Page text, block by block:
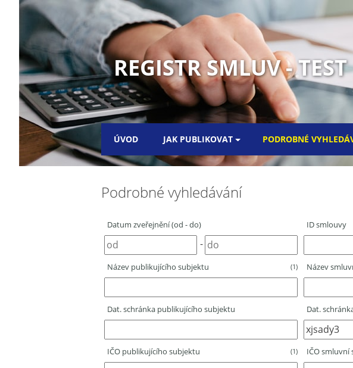
REGISTR SMLUV - TEST
ÚVOD JAK PUBLIKOVAT PODROBNÉ
Podrobné vyhledávání
Datum zveřejnění (od - do)
-
Název publikujícího subjektu (1)
Dat. schránka publikujícího subjektu
IČO publikujícího subjektu (1)
ID smlouvy
Název
Dat.
IČO smluvní